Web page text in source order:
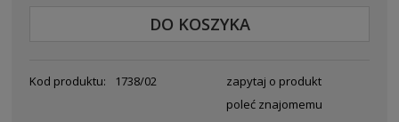
DO KOSZYKA
Kod produktu: 1738/02
zapytaj o produkt
poleć znajomemu